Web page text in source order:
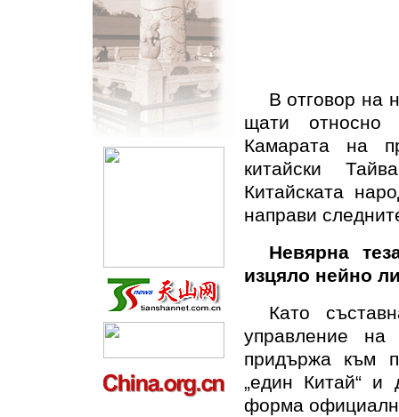
В отговор на
щати относно
Камарата на
китайски
Китайската
направи
Невярна
изцяло нейно
Като
управление
придържа към
„един Китай“
форма